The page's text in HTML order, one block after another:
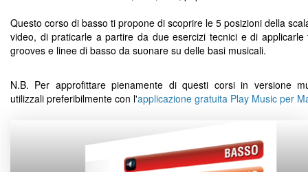
Questo corso di basso ti propone di scoprire le 5 posizioni della
video, di praticarle a partire da due esercizi tecnici e di applicarle
grooves e linee di basso da suonare su delle basi musicali.
N.B. Per approfittare pienamente di questi corsi in versione
utilizzali preferibilmente con l'applicazione gratuita Play Music per